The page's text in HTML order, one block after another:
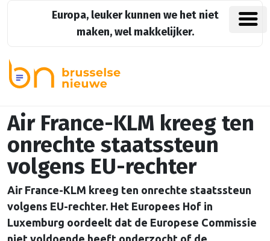
Europa, leuker kunnen we het niet
maken, wel makkelijker.
Air France-KLM kreeg ten
onrechte staatssteun
volgens EU-rechter
Air France-KLM kreeg ten onrechte staatssteun
volgens EU-rechter. Het Europees Hof in
Luxemburg oordeelt dat de Europese Commissie